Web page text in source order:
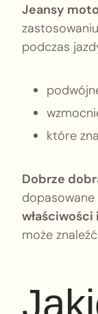
Jeansy
podczas
które
Dobrze
może